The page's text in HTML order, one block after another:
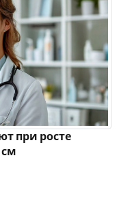
при росте